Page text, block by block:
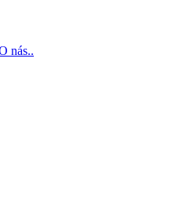
nás..